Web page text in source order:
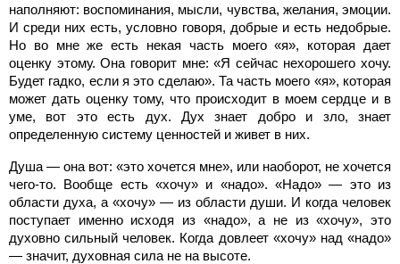
наполняют: воспоминания, мысли, чувства, желания, эмоции.
И среди них есть, условно говоря, добрые и есть недобрые.
Но во мне же есть некая часть моего «я», которая дает
оценку этому. Она говорит мне: «Я сейчас нехорошего хочу.
Будет гадко, если я это сделаю». Та часть моего «я», которая
может дать оценку тому, что происходит в моем сердце и в
уме, вот это есть дух. Дух знает добро и зло, знает
определенную систему ценностей и живет в них.
Душа — она вот: «это хочется мне», или наоборот, не хочется
чего-то. Вообще есть «хочу» и «надо». «Надо» — это из
области духа, а «хочу» — из области души. И когда человек
поступает именно исходя из «надо», а не из «хочу», это
духовно сильный человек. Когда довлеет «хочу» над «надо»
— значит, духовная сила не на высоте.